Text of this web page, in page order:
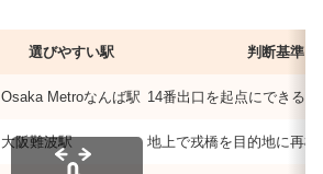
選びやすい駅 判断基準
Osaka Metroなんば駅 14番出口を起点にできる
大阪難波駅 地上で戎橋を目的地に再検